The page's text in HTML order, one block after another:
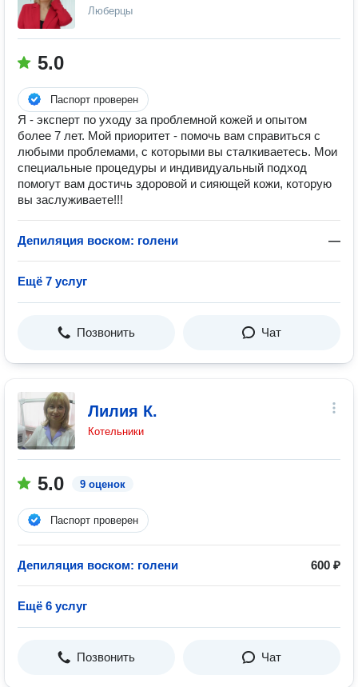
Люберцы
5.0
Паспорт проверен
Я - эксперт по уходу за проблемной кожей и опытом
более 7 лет. Мой приоритет - помочь вам справиться с
любыми проблемами, с которыми вы сталкиваетесь. Мои
специальные процедуры и индивидуальный подход
помогут вам достичь здоровой и сияющей кожи, которую
вы заслуживаете!!!
Депиляция воском: голени —
Ещё 7 услуг
Позвонить Чат
Лилия К.
Котельники
5.0 9 оценок
Паспорт проверен
Депиляция воском: голени 600 ₽
Ещё 6 услуг
Позвонить Чат